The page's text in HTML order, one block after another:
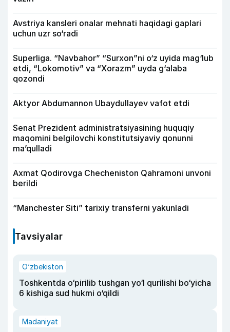
Avstriya kansleri onalar mehnati haqidagi gaplari
uchun uzr so‘radi
Superliga. “Navbahor” “Surxon”ni o‘z uyida mag‘lub
etdi, “Lokomotiv” va “Xorazm” uyda g‘alaba
qozondi
Aktyor Abdu­mannon Ubaydullayev vafot etdi
Senat Prezident administratsiyasining huquqiy
maqomini belgilovchi konstitutsiyaviy qonunni
ma’qulladi
Axmat Qodirovga Checheniston Qahramoni unvoni
berildi
“Manchester Siti” tarixiy transferni yakunladi
Tavsiyalar
O‘zbekiston
Toshkentda o‘pirilib tushgan yo‘l qurilishi bo‘yicha
6 kishiga sud hukmi o‘qildi
Madaniyat